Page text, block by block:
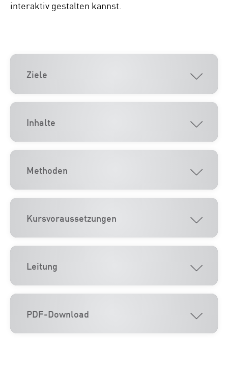
interaktiv gestalten kannst.
Ziele
Inhalte
Methoden
Kursvoraussetzungen
Leitung
PDF-Download